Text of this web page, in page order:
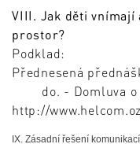
VIII. Jak děti
prostor?
Podklad:
Přednesená
do. - Domluva o
http://
IX. Zásadní řešení